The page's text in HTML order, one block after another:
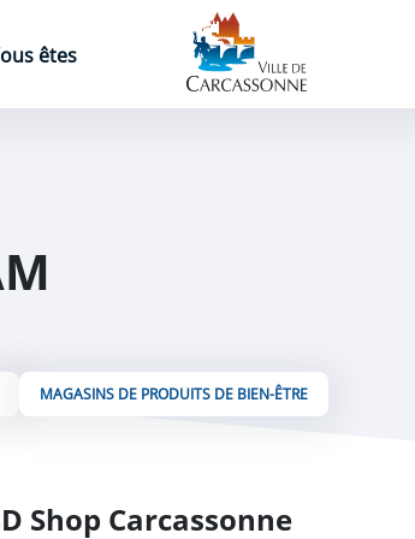
êtes
Page d'accueil
MAGASINS DE PRODUITS DE BIEN-ÊTRE
Shop Carcassonne